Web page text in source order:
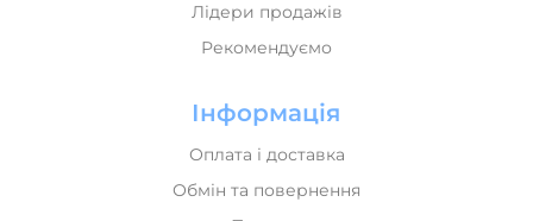
Інформація
Обмін та повернення
Про нас
Мій кабінет